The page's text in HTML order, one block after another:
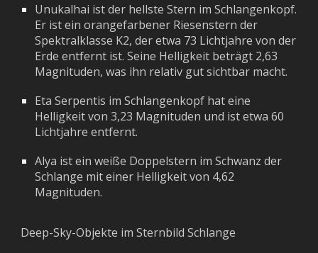
Unukalhai ist der hellste Stern im Schlangenkopf.
Er ist ein orangefarbener Riesenstern der
Spektralklasse K2, der etwa 73 Lichtjahre von der
Erde entfernt ist. Seine Helligkeit beträgt 2,63
Magnituden, was ihn relativ gut sichtbar macht.
Eta Serpentis im Schlangenkopf hat eine
Helligkeit von 3,23 Magnituden und ist etwa 60
Lichtjahre entfernt.
Alya ist ein weiße Doppelstern im Schwanz der
Schlange mit einer Helligkeit von 4,62
Magnituden.
Deep-Sky-Objekte im Sternbild Schlange